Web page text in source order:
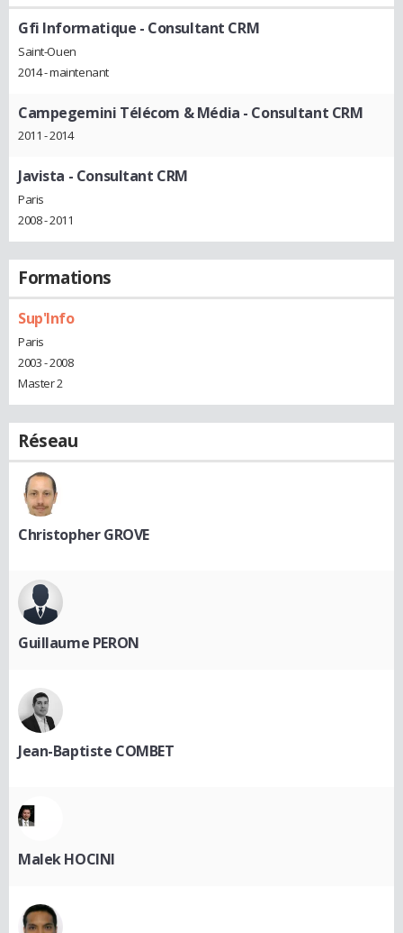
Gfi Informatique - Consultant CRM
Saint-Ouen
2014 - maintenant
Campegemini Télécom & Média - Consultant CRM
2011 - 2014
Javista - Consultant CRM
Paris
2008 - 2011
Formations
Sup'Info
Paris
2003 - 2008
Master 2
Réseau
Christopher GROVE
Guillaume PERON
Jean-Baptiste COMBET
Malek HOCINI